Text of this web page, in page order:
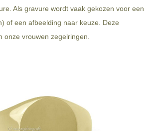
Als gravure wordt vaak gekozen voor een
of een afbeelding naar keuze. Deze
onze vrouwen zegelringen.